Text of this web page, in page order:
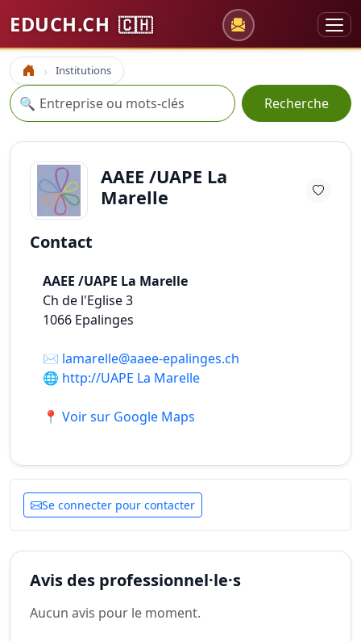
EDUCH.CH 🇨🇭
Accueil Institutions
Recherche
🔍 Recherche
AAEE /UAPE La
Marelle
Contact
AAEE /UAPE La Marelle
Ch de l'Eglise 3
1066 Epalinges
✉️ lamarelle@aaee-epalinges.ch
🌐 http://UAPE La Marelle
📍 Voir sur Google Maps
Se connecter pour contacter
Avis des professionnel·le·s
Aucun avis pour le moment.